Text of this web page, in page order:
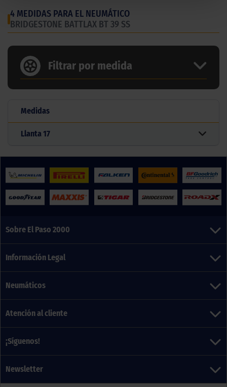
4 MEDIDAS PARA EL NEUMÁTICO
BRIDGESTONE BATTLAX BT 39 SS
Filtrar por medida
Medidas
Llanta17
Sobre El Paso 2000
Información Legal
Neumáticos
Atención al cliente
¡Síguenos!
Newsletter